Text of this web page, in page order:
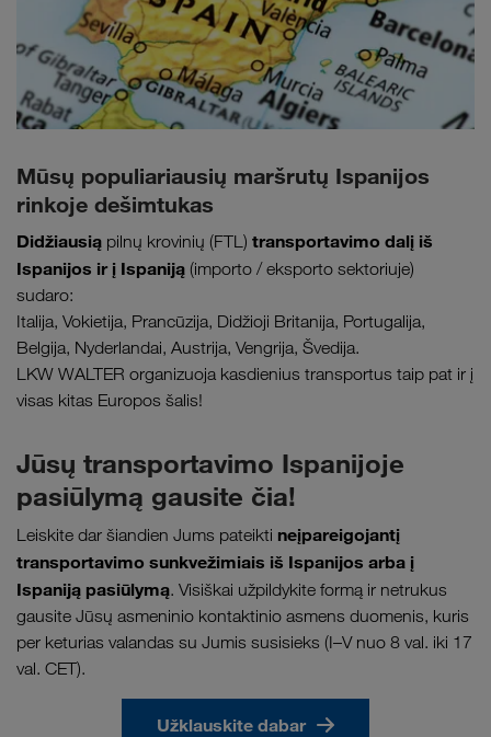
Mūsų populiariausių maršrutų Ispanijos
rinkoje dešimtukas
Didžiausią pilnų krovinių (FTL) transportavimo dalį iš
Ispanijos ir į Ispaniją (importo / eksporto sektoriuje)
sudaro:
Italija, Vokietija, Prancūzija, Didžioji Britanija, Portugalija,
Belgija, Nyderlandai, Austrija, Vengrija, Švedija.
LKW WALTER organizuoja kasdienius transportus taip pat ir į
visas kitas Europos šalis!
Jūsų transportavimo Ispanijoje
pasiūlymą gausite čia!
Leiskite dar šiandien Jums pateikti neįpareigojantį
transportavimo sunkvežimiais iš Ispanijos arba į
Ispaniją pasiūlymą. Visiškai užpildykite formą ir netrukus
gausite Jūsų asmeninio kontaktinio asmens duomenis, kuris
per keturias valandas su Jumis susisieks (I–V nuo 8 val. iki 17
val. CET).
Užklauskite dabar